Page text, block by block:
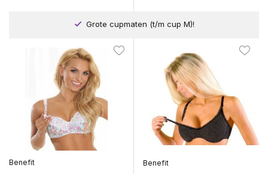
Grote cupmaten (t/m cup M)!
Benefit Benefit